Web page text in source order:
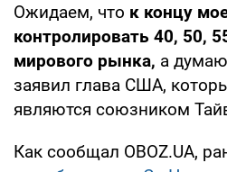
Ожидаем, что к концу
контролировать 40, 50,
мирового рынка, а
заявил глава США,
являются союзником
Как сообщал OBOZ.UA,